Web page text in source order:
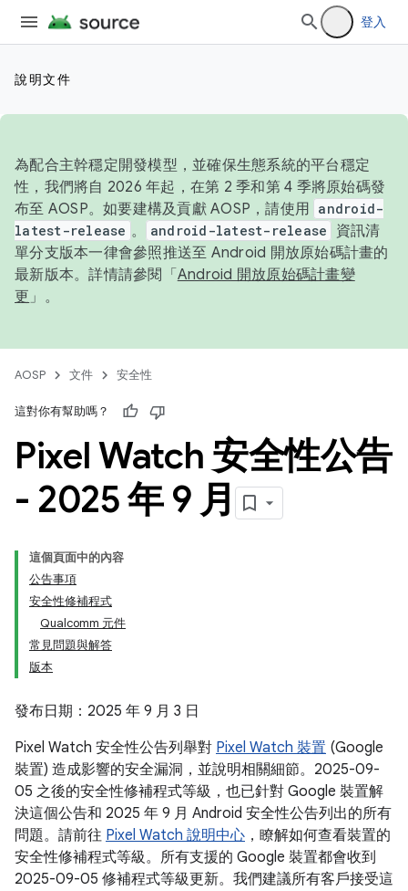
登入
說明文件
為配合主幹穩定開發模型，並確保生態系統的平台穩定
性，我們將自 2026 年起，在第 2 季和第 4 季將原始碼發
布至 AOSP。如要建構及貢獻 AOSP，請使用 android-
latest-release 。 android-latest-release
資訊清
單分支版本一律會參照推送至 Android 開放原始碼計畫的
最新版本。詳情請參閱「 Android 開放原始碼計畫變
更 」。
AOSP 文件 安全性
這對你有幫助嗎？
Pixel Watch 安全性公告
- 2025 年 9 月
這個頁面中的內容
公告事項
安全性修補程式
Qualcomm 元件
常見問題與解答
版本
發布日期：2025 年 9 月 3 日
Pixel Watch 安全性公告列舉對 Pixel Watch 裝置 (Google
裝置) 造成影響的安全漏洞，並說明相關細節。2025-09-
05 之後的安全性修補程式等級，也已針對 Google 裝置解
決這個公告和 2025 年 9 月 Android 安全性公告列出的所有
問題。請前往 Pixel Watch 說明中心 ，瞭解如何查看裝置的
安全性修補程式等級。所有支援的 Google 裝置都會收到
2025-09-05 修補程式等級更新。我們建議所有客戶接受這